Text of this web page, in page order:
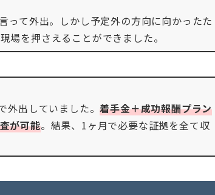
って外出。しかし予定外の方向に向かったた
場を押さえることができました。
外出していました。着手金＋成功報酬プラン
が可能。結果、1ヶ月で必要な証拠を全て収